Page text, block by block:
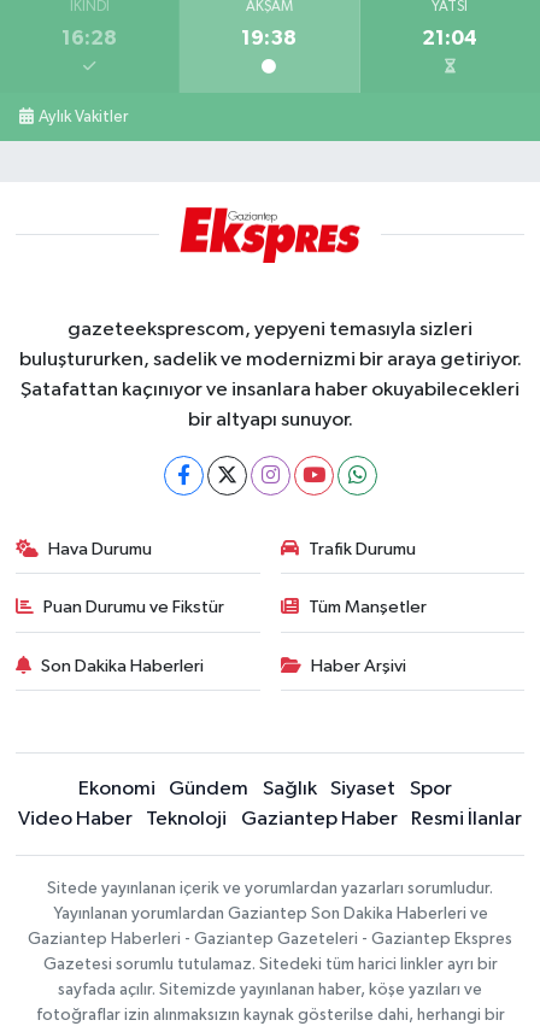
İKINDI
16:28
AKŞAM
19:38
YATSI
21:04
Aylık Vakitler
gazeteeksprescom, yepyeni temasıyla sizleri
buluştururken, sadelik ve modernizmi bir araya getiriyor.
Şatafattan kaçınıyor ve insanlara haber okuyabilecekleri
bir altyapı sunuyor.
Hava Durumu Trafik Durumu
Puan Durumu ve Fikstür Tüm Manşetler
Son Dakika Haberleri Haber Arşivi
Ekonomi Gündem Sağlık Siyaset
Spor
Video Haber
Teknoloji Gaziantep Haber Resmi İlanlar
Sitede yayınlanan içerik ve yorumlardan yazarları sorumludur.
Yayınlanan yorumlardan Gaziantep Son Dakika Haberleri ve
Gaziantep Haberleri - Gaziantep Gazeteleri - Gaziantep Ekspres
Gazetesi sorumlu tutulamaz. Sitedeki tüm harici linkler ayrı bir
sayfada açılır. Sitemizde yayınlanan haber, köşe yazıları ve
fotoğraflar izin alınmaksızın kaynak gösterilse dahi, herhangi bir